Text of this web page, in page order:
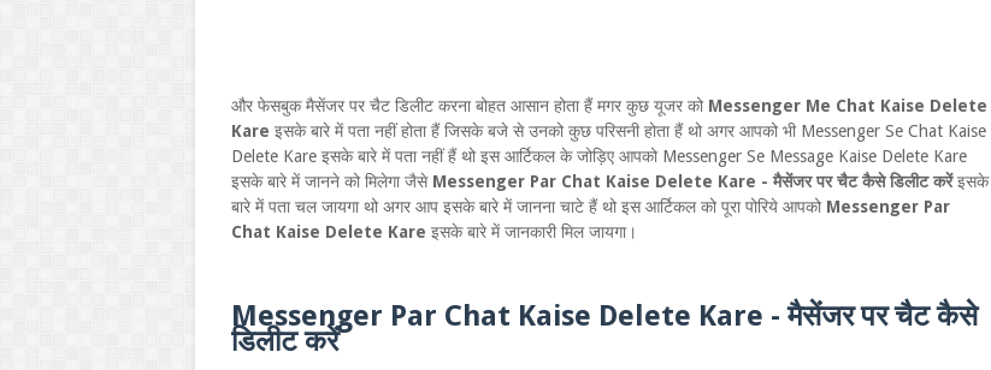
और फेसबुक मैसेंजर पर चैट डिलीट करना बोहत आसान होता हैं मगर कुछ यूजर को Messenger Me Chat Kaise Delete
Kare इसके बारे में पता नहीं होता हैं जिसके बजे से उनको कुछ परिसनी होता हैं थो अगर आपको भी Messenger Se Chat Kaise
Delete Kare इसके बारे में पता नहीं हैं थो इस आर्टिकल के जोड़िए आपको Messenger Se Message Kaise Delete Kare
इसके बारे में जानने को मिलेगा जैसे Messenger Par Chat Kaise Delete Kare - मैसेंजर पर चैट कैसे डिलीट करेंइसके
बारे में पता चल जायगा थो अगर आप इसके बारे में जानना चाटे हैं थो इस आर्टिकल को पूरा पोरिये आपको Messenger Par
Chat Kaise Delete Kare इसके बारे में जानकारी मिल जायगा।
Messenger Par Chat Kaise Delete Kare - मैसेंजर पर चैट कैसे
डिलीट करें